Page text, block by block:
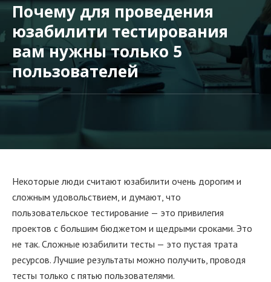
Почему для проведения
юзабилити тестирования
вам нужны только 5
пользователей
Некоторые люди считают юзабилити очень дорогим и
сложным удовольствием, и думают, что
пользовательское тестирование — это привилегия
проектов с большим бюджетом и щедрыми сроками. Это
не так. Сложные юзабилити тесты — это пустая трата
ресурсов. Лучшие результаты можно получить, проводя
тесты только с пятью пользователями.